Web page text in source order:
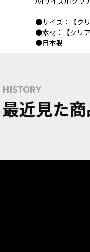
●サイズ：【ク
●素材：【クリ
●日本製
HISTORY
最近見た